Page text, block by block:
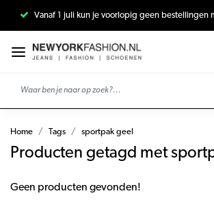
Vanaf 1 juli kun je voorlopig geen bestellingen
Home Tags sportpak geel
Producten getagd met
Geen producten gevonden!